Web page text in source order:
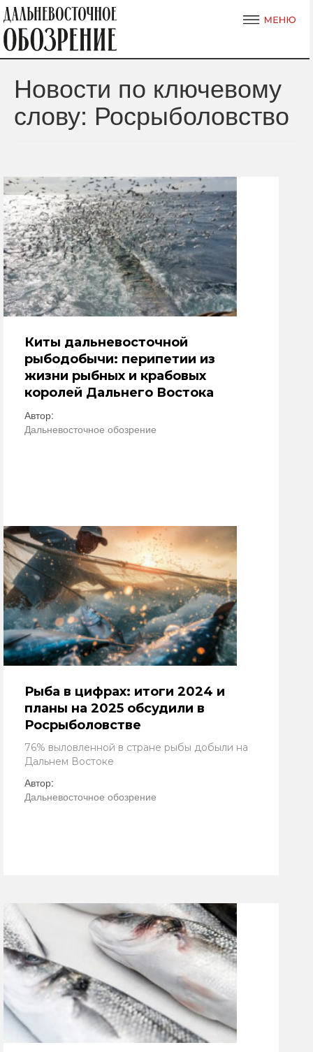
Новости по ключевому
слову: Росрыболовство
Киты дальневосточной
рыбодобычи: перипетии из
жизни рыбных и крабовых
королей Дальнего Востока
Автор:
Дальневосточное обозрение
Рыба в цифрах: итоги 2024 и
планы на 2025 обсудили в
Росрыболовстве
76% выловленной в стране рыбы добыли на
Дальнем Востоке
Автор:
Дальневосточное обозрение